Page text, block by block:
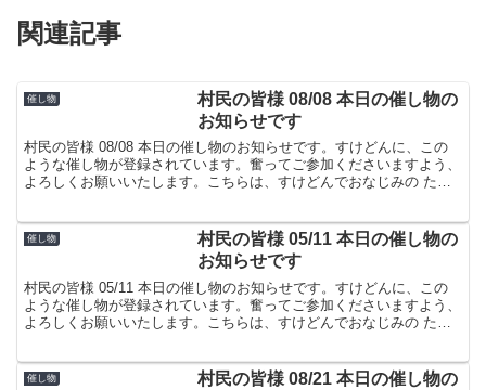
関連記事
催し物
村民の皆様 08/08 本日の催し物の
お知らせです
村民の皆様 08/08 本日の催し物のお知らせです。すけどんに、この
ような催し物が登録されています。奮ってご参加くださいますよう、
よろしくお願いいたします。こちらは、すけどんでおなじみの たま
催し物
村民の皆様 05/11 本日の催し物の
お知らせです
村民の皆様 05/11 本日の催し物のお知らせです。すけどんに、この
ような催し物が登録されています。奮ってご参加くださいますよう、
よろしくお願いいたします。こちらは、すけどんでおなじみの たま
催し物
村民の皆様 08/21 本日の催し物の